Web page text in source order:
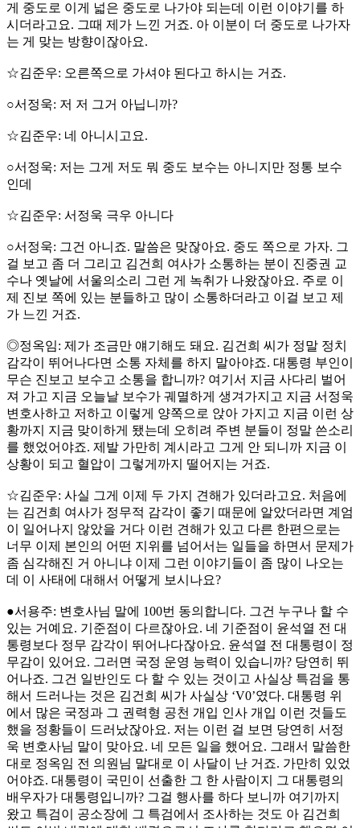
게 중도로 이게 넓은 중도로 나가야 되는데 이런 이야기를 하
시더라고요. 그때 제가 느낀 거죠. 아 이분이 더 중도로 나가자
는 게 맞는 방향이잖아요.
☆김준우: 오른쪽으로 가셔야 된다고 하시는 거죠.
○서정욱: 저 저 그거 아닙니까?
☆김준우: 네 아니시고요.
○서정욱: 저는 그게 저도 뭐 중도 보수는 아니지만 정통 보수
인데
☆김준우: 서정욱 극우 아니다
○서정욱: 그건 아니죠. 말씀은 맞잖아요. 중도 쪽으로 가자. 그
걸 보고 좀 더 그리고 김건희 여사가 소통하는 분이 진중권 교
수나 옛날에 서울의소리 그런 게 녹취가 나왔잖아요. 주로 이
제 진보 쪽에 있는 분들하고 많이 소통하더라고 이걸 보고 제
가 느낀 거죠.
◎정옥임: 제가 조금만 얘기해도 돼요. 김건희 씨가 정말 정치
감각이 뛰어나다면 소통 자체를 하지 말아야죠. 대통령 부인이
무슨 진보고 보수고 소통을 합니까? 여기서 지금 사다리 벌어
져 가고 지금 오늘날 보수가 궤멸하게 생겨가지고 지금 서정욱
변호사하고 저하고 이렇게 양쪽으로 앉아 가지고 지금 이런 상
황까지 지금 맞이하게 됐는데 오히려 주변 분들이 정말 쓴소리
를 했었어야죠. 제발 가만히 계시라고 그게 안 되니까 지금 이
상황이 되고 혈압이 그렇게까지 떨어지는 거죠.
☆김준우: 사실 그게 이제 두 가지 견해가 있더라고요. 처음에
는 김건희 여사가 정무적 감각이 좋기 때문에 알았더라면 계엄
이 일어나지 않았을 거다 이런 견해가 있고 다른 한편으로는
너무 이제 본인의 어떤 지위를 넘어서는 일들을 하면서 문제가
좀 심각해진 거 아니냐 이제 그런 이야기들이 좀 많이 나오는
데 이 사태에 대해서 어떻게 보시나요?
●서용주: 변호사님 말에 100번 동의합니다. 그건 누구나 할 수
있는 거예요. 기준점이 다르잖아요. 네 기준점이 윤석열 전 대
통령보다 정무 감각이 뛰어나다잖아요. 윤석열 전 대통령이 정
무감이 있어요. 그러면 국정 운영 능력이 있습니까? 당연히 뛰
어나죠. 그건 일반인도 다 할 수 있는 것이고 사실상 특검을 통
해서 드러나는 것은 김건희 씨가 사실상 ‘V0’였다. 대통령 위
에서 많은 국정과 그 권력형 공천 개입 인사 개입 이런 것들도
했을 정황들이 드러났잖아요. 저는 이런 걸 보면 당연히 서정
욱 변호사님 말이 맞아요. 네 모든 일을 했어요. 그래서 말씀한
대로 정옥임 전 의원님 말대로 이 사달이 난 거죠. 가만히 있었
어야죠. 대통령이 국민이 선출한 그 한 사람이지 그 대통령의
배우자가 대통령입니까? 그걸 행사를 하다 보니까 여기까지
왔고 특검이 공소장에 그 특검에서 조사하는 것도 아 김건희